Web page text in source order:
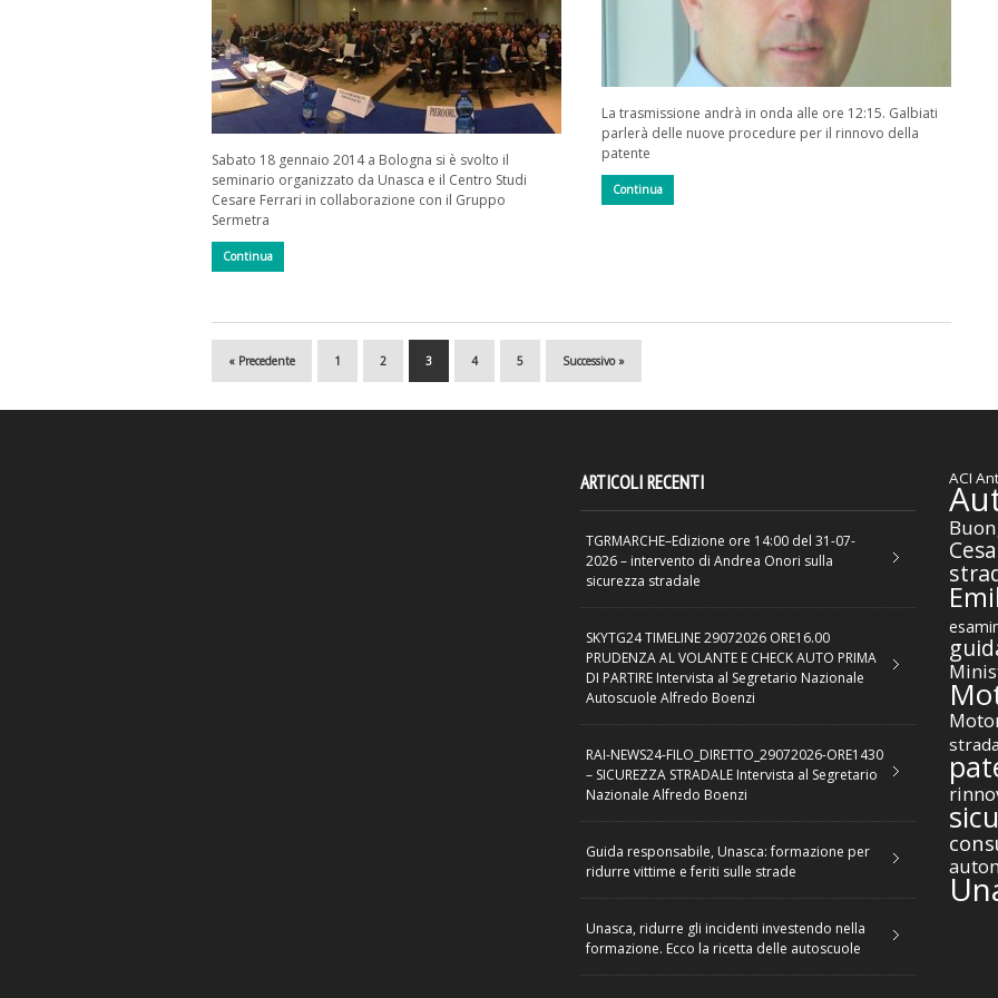
La trasmissione andrà in onda alle ore 12:15. Galbiati
parlerà delle nuove procedure per il rinnovo della
patente
Continua
Sabato 18 gennaio 2014 a Bologna si è svolto il
seminario organizzato da Unasca e il Centro Studi
Cesare Ferrari in collaborazione con il Gruppo
Sermetra
Continua
« Precedente 1 2 3 4 5 Successivo »
ARTICOLI RECENTI
TGRMARCHE–Edizione ore 14:00 del 31-07-
2026 – intervento di Andrea Onori sulla
sicurezza stradale
SKYTG24 TIMELINE 29072026 ORE16.00
PRUDENZA AL VOLANTE E CHECK AUTO PRIMA
DI PARTIRE Intervista al Segretario Nazionale
Autoscuole Alfredo Boenzi
RAI-NEWS24-FILO_DIRETTO_29072026-ORE1430
– SICUREZZA STRADALE Intervista al Segretario
Nazionale Alfredo Boenzi
Guida responsabile, Unasca: formazione per
ridurre vittime e feriti sulle strade
Unasca, ridurre gli incidenti investendo nella
formazione. Ecco la ricetta delle autoscuole
ACI